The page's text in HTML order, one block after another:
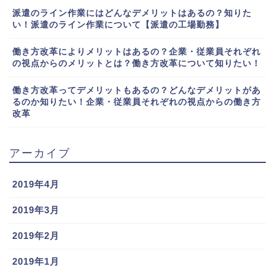
派遣のライン作業にはどんなデメリットはあるの？知りた
い！派遣のライン作業について【派遣の工場勤務】
働き方改革によりメリットはあるの？企業・従業員それぞれ
の視点からのメリットとは？働き方改革について知りたい！
働き方改革ってデメリットもあるの？どんなデメリットがあ
るのか知りたい！企業・従業員それぞれの視点からの働き方
改革
アーカイブ
2019年4月
2019年3月
2019年2月
2019年1月